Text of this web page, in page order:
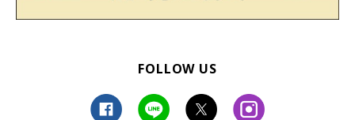
FOLLOW US